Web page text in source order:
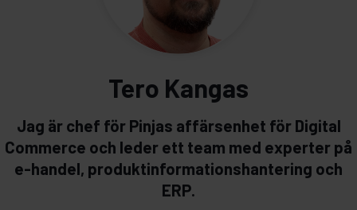
Tero Kangas
Jag är chef för Pinjas affärsenhet för Digital
Commerce och leder ett team med experter på
e-handel, produktinformationshantering och
ERP.